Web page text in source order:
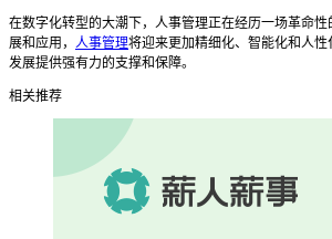
在数字化转型的大潮下，人事管理正在经历一场革命
展和应用， 人事管理将迎来更加精细化、智能化和人
发展提供强有力的支撑和保障。
相关推荐